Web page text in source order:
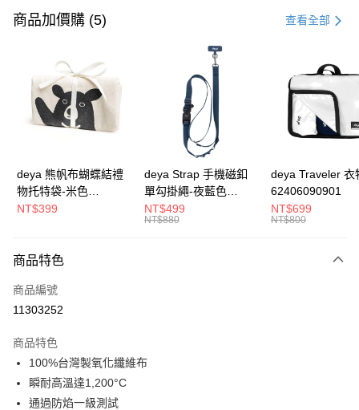
信用卡一次付款
3 期 0 利率 每期 21家銀行
合作金庫商業銀行
第一商業銀行
華南商業銀行
彰化商業銀行
上海商業儲蓄銀行
台北富邦商業銀行
兆豐國際商業銀行
臺灣中小企業銀行
台中商業銀行
匯豐（台灣）商業銀行
華泰商業銀行
聯邦商業銀行
遠東國際商業銀行
元大商業銀行
台灣樂天信用卡公司
超商取貨付款
街口支付
全盈+PAY
AFTEE先享後付
便利好安心！
１．簡單：不需註冊會員、不需綁卡、不需儲值。
２．便利：只要手機號碼，簡訊認證，即可結帳。
３．安心：先確認商品／服務後，再付款。
運送方式
【全家】取貨付款
商品加價購 (5) 查看全部
deya 熊帆布蝴蝶結禮
物托特袋-米色
22020409
NT$399
deya Strap 手機磁釦
單勾掛繩-夜藍色
62611105501
NT$499
NT$880
deya Traveler 衣
62406090901
NT$699
NT$800
商品特色
商品編號
11303252
商品特色
100%台灣製氧化纖維布
瞬耐高溫達1,200°C
通過防焰一級測試